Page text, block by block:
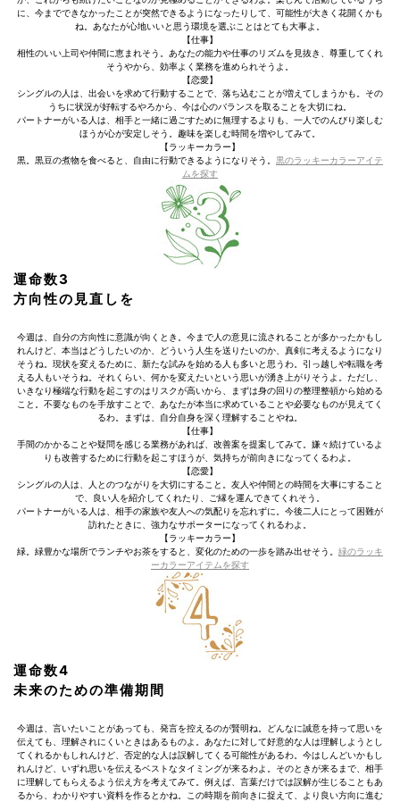
に、今までできなかったことが突然できるようになったりして、可能性が大きく花開くかも
ね。あなたが心地いいと思う環境を選ぶことはとても大事よ。
【仕事】
相性のいい上司や仲間に恵まれそう。あなたの能力や仕事のリズムを見抜き、尊重してくれ
そうやから、効率よく業務を進められそうよ。
【恋愛】
シングルの人は、出会いを求めて行動することで、落ち込むことが増えてしまうかも。その
うちに状況が好転するやろから、今は心のバランスを取ることを大切にね。
パートナーがいる人は、相手と一緒に過ごすために無理するよりも、一人でのんびり楽しむ
ほうが心が安定しそう。趣味を楽しむ時間を増やしてみて。
【ラッキーカラー】
黒。黒豆の煮物を食べると、自由に行動できるようになりそう。 黒のラッキーカラーアイテ
ムを探す
運命数3
方向性の見直しを
今週は、自分の方向性に意識が向くとき。今まで人の意見に流されることが多かったかもし
れんけど、本当はどうしたいのか、どういう人生を送りたいのか、真剣に考えるようになり
そうね。現状を変えるために、新たな試みを始める人も多いと思うわ。引っ越しや転職を考
える人もいそうね。それくらい、何かを変えたいという思いが湧き上がりそうよ。ただし、
いきなり極端な行動を起こすのはリスクが高いから、まずは身の回りの整理整頓から始める
こと。不要なものを手放すことで、あなたが本当に求めていることや必要なものが見えてく
るわ。まずは、自分自身を深く理解することやね。
【仕事】
手間のかかることや疑問を感じる業務があれば、改善案を提案してみて。嫌々続けているよ
りも改善するために行動を起こすほうが、気持ちが前向きになってくるわよ。
【恋愛】
シングルの人は、人とのつながりを大切にすること。友人や仲間との時間を大事にすること
で、良い人を紹介してくれたり、ご縁を運んできてくれそう。
パートナーがいる人は、相手の家族や友人への気配りを忘れずに。今後二人にとって困難が
訪れたときに、強力なサポーターになってくれるわよ。
【ラッキーカラー】
緑。緑豊かな場所でランチやお茶をすると、変化のための一歩を踏み出せそう。 緑のラッキ
ーカラーアイテムを探す
運命数4
未来のための準備期間
今週は、言いたいことがあっても、発言を控えるのが賢明ね。どんなに誠意を持って思いを
伝えても、理解されにくいときはあるものよ。あなたに対して好意的な人は理解しようとし
てくれるかもしれんけど、否定的な人は誤解してくる可能性があるわ。今はしんどいかもし
れんけど、いずれ思いを伝えるベストなタイミングが来るわよ。そのときが来るまで、相手
に理解してもらえるよう伝え方を考えてみて。例えば、言葉だけでは誤解が生じることもあ
るから、わかりやすい資料を作るとかね。この時期を前向きに捉えて、より良い方向に進む